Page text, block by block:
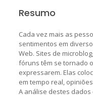
Resumo
Cada vez mais as
sentimentos em
Web. Sites de
fóruns têm se tornado
expressarem. Elas
em tempo real,
A análise destes